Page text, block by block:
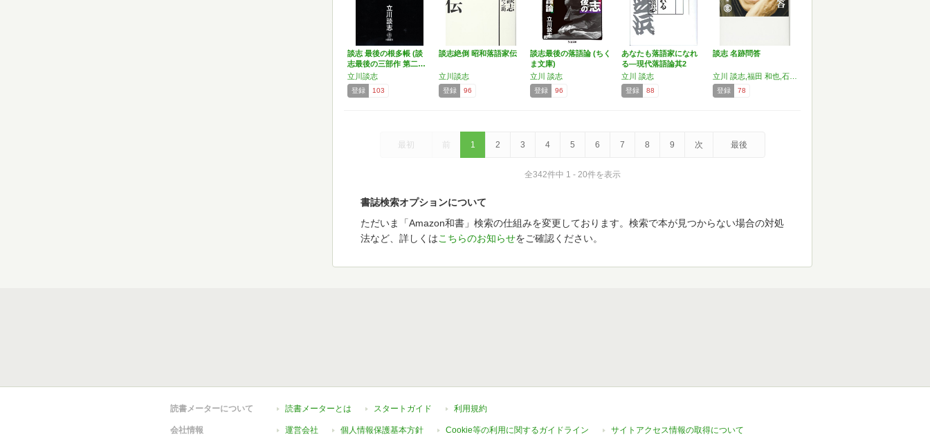
談志 最後の根多帳 (談
志最後の三部作 第二…
立川談志
登録 103
談志絶倒 昭和落語家伝
立川談志
登録 96
談志最後の落語論 (ちく
ま文庫)
立川 談志
登録 96
あなたも落語家になれ
る―現代落語論其2
立川 談志
登録 88
談志 名跡問答
登録 78
最初 前 1 2 3 4 5 6 7 8 9 次 最後
全342件中 1 - 20件を表示
書誌検索オプションについて
ただいま「Amazon和書」検索の仕組みを変更しております。検索で本が見つからない場合の対処
法など、詳しくはこちらのお知らせをご確認ください。
読書メーターについて 読書メーターとは スタートガイド 利用規約
会社情報 運営会社 個人情報保護基本方針 Cookie等の利用に関するガイドライン サイトアクセス情報の取得について